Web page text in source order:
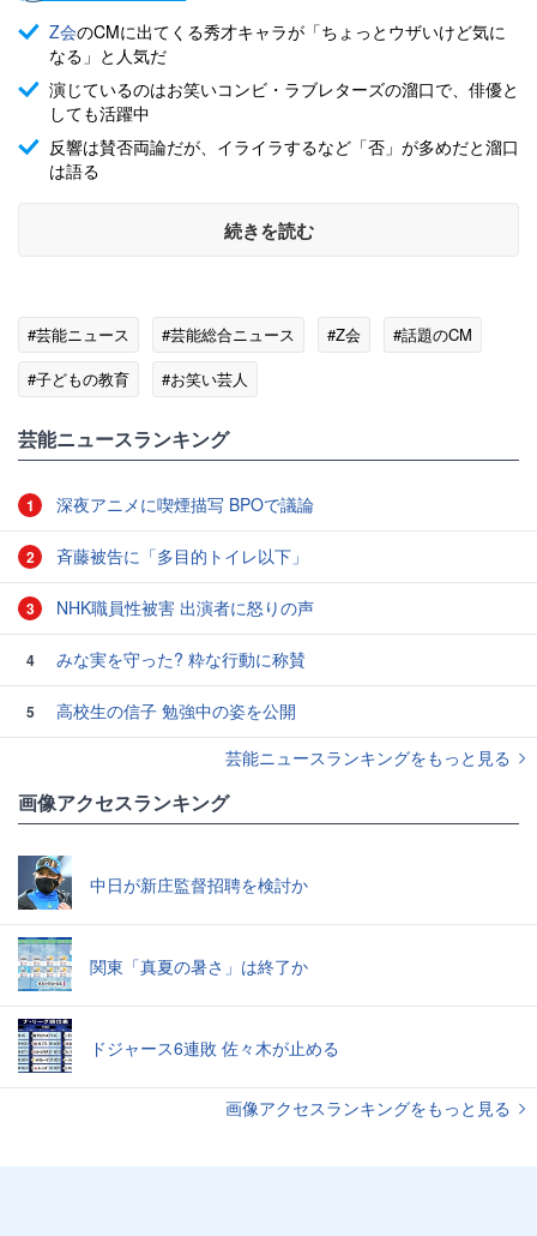
Z会のCMに出てくる秀才キャラが「ちょっとウザいけど気に
なる」と人気だ
演じているのはお笑いコンビ・ラブレターズの溜口で、俳優と
しても活躍中
反響は賛否両論だが、イライラするなど「否」が多めだと溜口
は語る
続きを読む
#芸能ニュース #芸能総合ニュース #Z会
#話題のCM
#子どもの教育
#お笑い芸人
芸能ニュースランキング
1 深夜アニメに喫煙描写 BPOで議論
2 斉藤被告に「多目的トイレ以下」
3 NHK職員性被害 出演者に怒りの声
4 みな実を守った? 粋な行動に称賛
5
高校生の信子 勉強中の姿を公開
芸能ニュースランキングをもっと見る
画像アクセスランキング
中日が新庄監督招聘を検討か
関東「真夏の暑さ」は終了か
ドジャース6連敗 佐々木が止める
画像アクセスランキングをもっと見る